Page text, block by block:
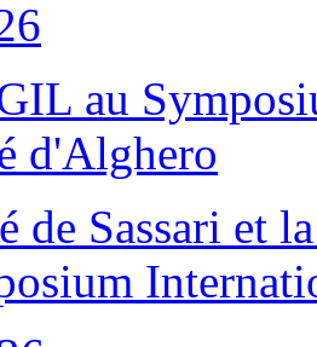
au
d'Alghero
de Sassari et